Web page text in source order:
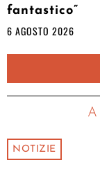
fantastico”
6 AGOSTO 2026
NOTIZIE